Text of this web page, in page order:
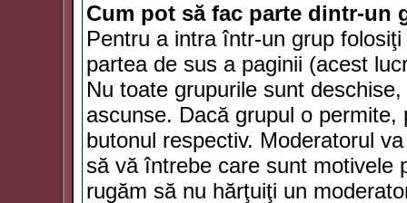
Cum pot să fac parte dintr-un
Pentru a intra într-un grup
partea de sus a paginii (acest
Nu toate grupurile sunt
ascunse. Dacă grupul o
butonul respectiv. Moderatorul
să vă întrebe care sunt motivele
rugăm să nu hărţuiţi un